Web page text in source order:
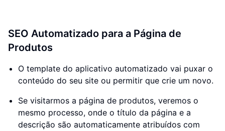
SEO Automatizado para a Página de
Produtos
O template do aplicativo automatizado vai puxar o
conteúdo do seu site ou permitir que crie um novo.
Se visitarmos a página de produtos, veremos o
mesmo processo, onde o título da página e a
descrição são automaticamente atribuídos com